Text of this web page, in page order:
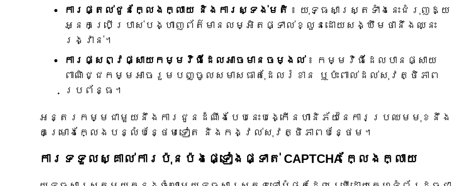
ការផ្តល់ជូនក្លែងក្លាយ និងការស្ទង់មតិ ៖ យុទ្ធសាស្ត្រទាំងនេះជំរុញឱ្យ
អ្នកប្រើប្រាស់បង្ហាញព័ត៌មានលម្អិតផ្ទាល់ខ្លួនដោយសង្ឃឹមថានឹងឈ្នះ
រង្វាន់។
ការផ្សព្វផ្សាយកម្មវិធីដែលអាចមានចម្ងល់៖ កម្មវិធីដែលបានផ្សាយ
ពាណិជ្ជកម្មអាចរួមបញ្ចូលសមាសធាតុដែលរំខាន ឬប៉ះពាល់ដល់សុវត្ថិភាព
ប្រព័ន្ធ។
អន្តរកម្មជាមួយនឹងការជូនដំណឹងបែបនេះបង្កើនហានិភ័យនៃការប្រឈមមុខនឹង
គម្រោងក្លែងបន្លំបន្ថែមទៀត និងកង្វល់សុវត្ថិភាពបន្ថែម។
ការទទួលស្គាល់ការប៉ុនប៉ងផ្ទៀងផ្ទាត់ CAPTCHA ក្លែងក្លាយ